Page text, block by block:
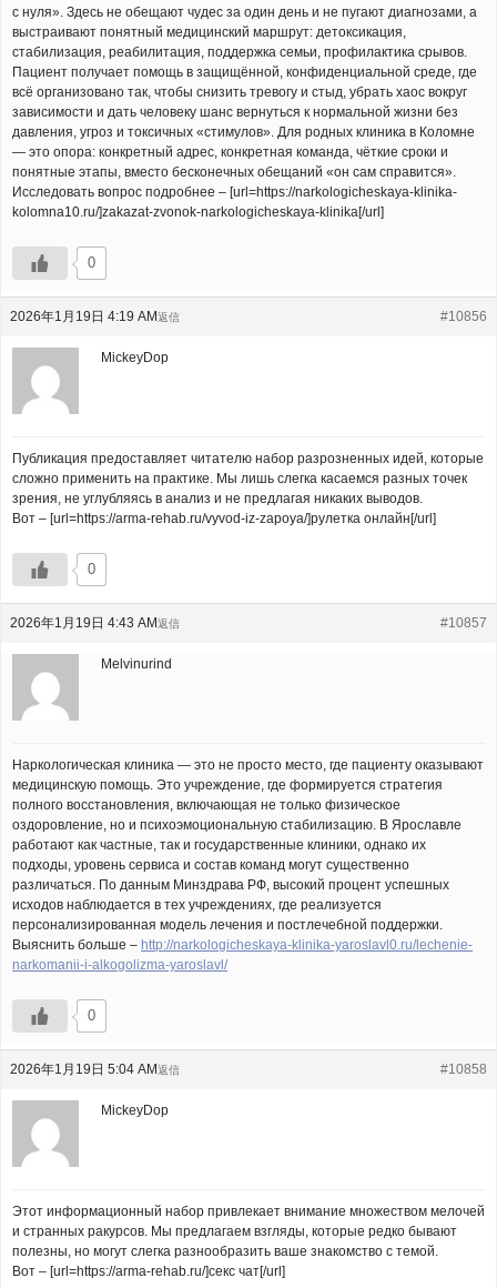
с нуля». Здесь не обещают чудес за один день и не пугают диагнозами, а
выстраивают понятный медицинский маршрут: детоксикация,
стабилизация, реабилитация, поддержка семьи, профилактика срывов.
Пациент получает помощь в защищённой, конфиденциальной среде, где
всё организовано так, чтобы снизить тревогу и стыд, убрать хаос вокруг
зависимости и дать человеку шанс вернуться к нормальной жизни без
давления, угроз и токсичных «стимулов». Для родных клиника в Коломне
— это опора: конкретный адрес, конкретная команда, чёткие сроки и
понятные этапы, вместо бесконечных обещаний «он сам справится».
Исследовать вопрос подробнее – [url=https://narkologicheskaya-klinika-
kolomna10.ru/]zakazat-zvonok-narkologicheskaya-klinika[/url]
0
2026年1月19日 4:19 AM #10856
返信
MickeyDop
Публикация предоставляет читателю набор разрозненных идей, которые
сложно применить на практике. Мы лишь слегка касаемся разных точек
зрения, не углубляясь в анализ и не предлагая никаких выводов.
Вот – [url=https://arma-rehab.ru/vyvod-iz-zapoya/]рулетка онлайн[/url]
0
2026年1月19日 4:43 AM #10857
返信
Melvinurind
Наркологическая клиника — это не просто место, где пациенту оказывают
медицинскую помощь. Это учреждение, где формируется стратегия
полного восстановления, включающая не только физическое
оздоровление, но и психоэмоциональную стабилизацию. В Ярославле
работают как частные, так и государственные клиники, однако их
подходы, уровень сервиса и состав команд могут существенно
различаться. По данным Минздрава РФ, высокий процент успешных
исходов наблюдается в тех учреждениях, где реализуется
персонализированная модель лечения и постлечебной поддержки.
Выяснить больше – http://narkologicheskaya-klinika-yaroslavl0.ru/lechenie-
narkomanii-i-alkogolizma-yaroslavl/
0
2026年1月19日 5:04 AM #10858
返信
MickeyDop
Этот информационный набор привлекает внимание множеством мелочей
и странных ракурсов. Мы предлагаем взгляды, которые редко бывают
полезны, но могут слегка разнообразить ваше знакомство с темой.
Вот – [url=https://arma-rehab.ru/]секс чат[/url]